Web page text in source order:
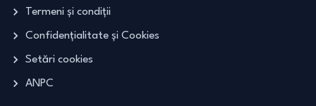
Termeni și condiții
Confidențialitate și Cookies
Setări cookies
ANPC